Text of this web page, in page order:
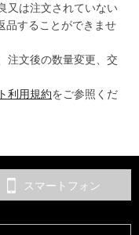
又は注文されていない
品することができませ
注文後の数量変更、交
利用規約をご参照くだ
スマートフォン